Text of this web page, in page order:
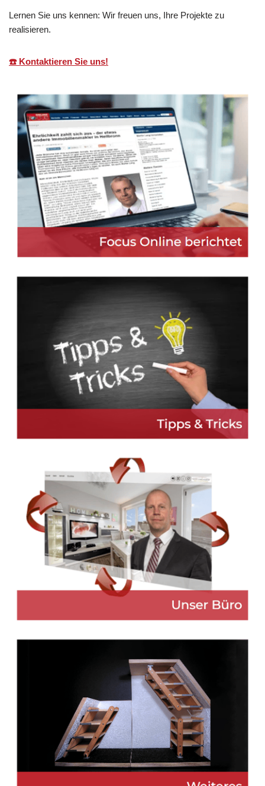
Lernen Sie uns kennen: Wir freuen uns, Ihre Projekte zu
realisieren.
☎️ Kontaktieren Sie uns!